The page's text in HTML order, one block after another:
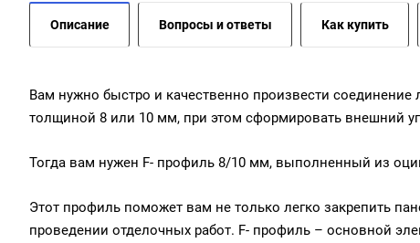
Описание Вопросы и ответы Как купить
Вам нужно быстро и качественно произвести
толщиной 8 или 10 мм, при этом сформировать внешний
Тогда вам нужен F- профиль 8/10 мм, выполненный из
Этот профиль поможет вам не только легко закрепить
проведении отделочных работ. F- профиль – основной